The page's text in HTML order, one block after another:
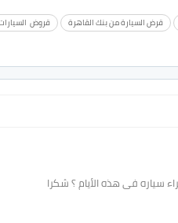
قرض السيارة من بنك القاهرة
قروض
سياره فى هذه الأيام ؟ شكرا